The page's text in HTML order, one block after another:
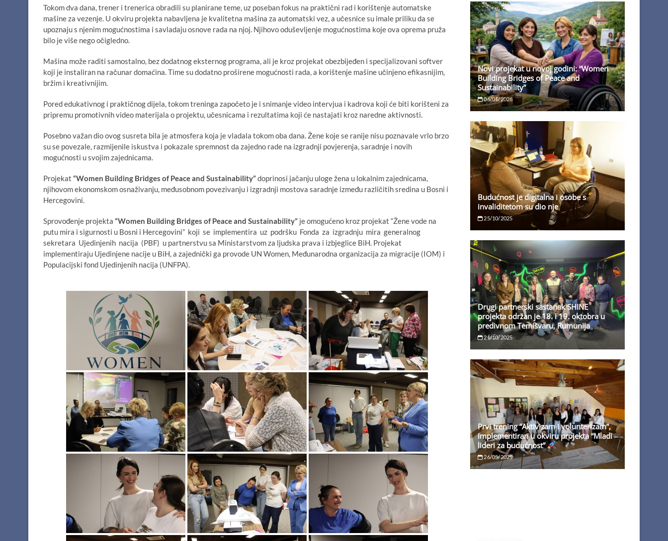
Tokom dva dana, trener i trenerica obradili su planirane teme, uz poseban fokus na praktični rad i korištenje automatske
mašine za vezenje. U okviru projekta nabavljena je kvalitetna mašina za automatski vez, a učesnice su imale priliku da se
upoznaju s njenim mogućnostima i savladaju osnove rada na njoj. Njihovo oduševljenje mogućnostima koje ova oprema pruža
bilo je više nego očigledno.
Mašina može raditi samostalno, bez dodatnog eksternog programa, ali je kroz projekat obezbijeđen i specijalizovani softver
koji je instaliran na računar domaćina. Time su dodatno proširene mogućnosti rada, a korištenje mašine učinjeno efikasnijim,
bržim i kreativnijim.
Pored edukativnog i praktičnog dijela, tokom treninga započeto je i snimanje video intervjua i kadrova koji će biti korišteni za
pripremu promotivnih video materijala o projektu, učesnicama i rezultatima koji će nastajati kroz naredne aktivnosti.
Posebno važan dio ovog susreta bila je atmosfera koja je vladala tokom oba dana. Žene koje se ranije nisu poznavale vrlo brzo
su se povezale, razmijenile iskustva i pokazale spremnost da zajedno rade na izgradnji povjerenja, saradnje i novih
mogućnosti u svojim zajednicama.
Projekat “Women Building Bridges of Peace and Sustainability”doprinosi jačanju uloge žena u lokalnim zajednicama,
njihovom ekonomskom osnaživanju, međusobnom povezivanju i izgradnji mostova saradnje između različitih sredina u Bosni i
Hercegovini.
Sprovođenje projekta “Women Building Bridges of Peace and Sustainability” je omogućeno kroz projekat “Žene vode na
putu mira i sigurnosti u Bosni i Hercegovini” koji se implementira uz podršku Fonda za izgradnju mira generalnog
sekretara Ujedinjenih nacija (PBF) u partnerstvu sa Ministarstvom za ljudska prava i izbjeglice BiH. Projekat
implementiraju Ujedinjene nacije u BiH, a zajednički ga provode UN Women, Međunarodna organizacija za migracije (IOM) i
Populacijski fond Ujedinjenih nacija (UNFPA).
Novi projekat u novoj godini: “Women
Building Bridges of Peace and
Sustainability”
06/01/2026
Budućnost je digitalna i osobe s
invaliditetom su dio nje
25/10/2025
Drugi partnerski sastanak SHINE
projekta održan je 18. i 19. oktobra u
predivnom Temišvaru, Rumunija
21/10/2025
Prvi trening “Aktivizam i volunterizam”,
implementiran u okviru projekta “Mladi
lideri za budućnost”
26/05/2025